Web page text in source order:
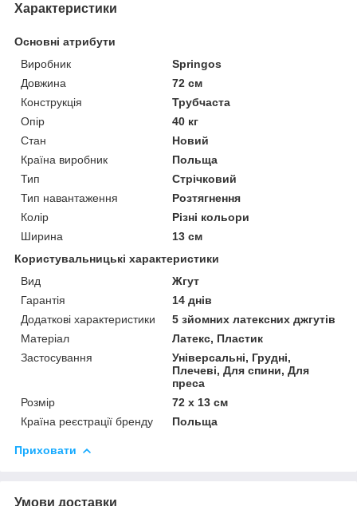
Характеристики
Основні атрибути
Виробник
Springos
Довжина
72 см
Конструкція
Трубчаста
Опір
40 кг
Стан
Новий
Країна виробник
Польща
Тип
Стрічковий
Тип навантаження
Розтягнення
Колір
Різні кольори
Ширина
13 см
Користувальницькі характеристики
Вид
Жгут
Гарантія
14 днів
Додаткові характеристики
5 зйомних латексних джгутів
Матеріал
Латекс, Пластик
Застосування
Універсальні, Грудні,
Плечеві, Для спини, Для
преса
Розмір
72 x 13 см
Країна реєстрації бренду
Польща
Приховати
Умови доставки